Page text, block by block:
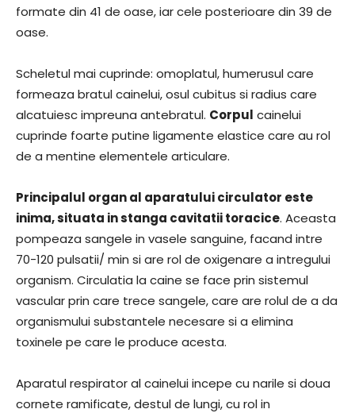
formate din 41 de oase, iar cele posterioare din 39 de
oase.
Scheletul mai cuprinde: omoplatul, humerusul care
formeaza bratul cainelui, osul cubitus si radius care
alcatuiesc impreuna antebratul. Corpul cainelui
cuprinde foarte putine ligamente elastice care au rol
de a mentine elementele articulare.
Principalul organ al aparatului circulator este
inima, situata in stanga cavitatii toracice. Aceasta
pompeaza sangele in vasele sanguine, facand intre
70-120 pulsatii/ min si are rol de oxigenare a intregului
organism. Circulatia la caine se face prin sistemul
vascular prin care trece sangele, care are rolul de a da
organismului substantele necesare si a elimina
toxinele pe care le produce acesta.
Aparatul respirator al cainelui incepe cu narile si doua
cornete ramificate, destul de lungi, cu rol in